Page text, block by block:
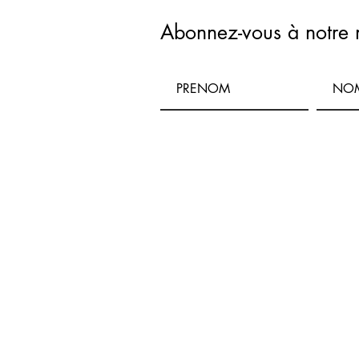
Abonnez-vous à notre